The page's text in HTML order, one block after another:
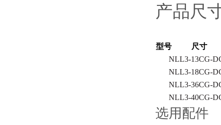
产品尺
型号 尺寸
NLL3-13CG-
NLL3-18CG-
NLL3-36CG-
NLL3-40CG-
选用配件